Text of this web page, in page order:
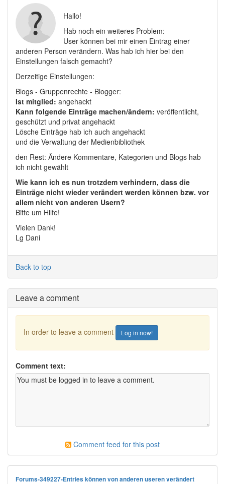
Hallo!
Hab noch ein weiteres Problem:
User können bei mir einen Eintrag einer
anderen Person verändern. Was hab ich hier bei den
Einstellungen falsch gemacht?
Derzeitige Einstellungen:
Blogs - Gruppenrechte - Blogger:
Ist mitglied: angehackt
Kann folgende Einträge machen/ändern: veröffentlicht,
geschützt und privat angehackt
Lösche Einträge hab ich auch angehackt
und die Verwaltung der Medienbibliothek
den Rest: Ändere Kommentare, Kategorien und Blogs hab
ich nicht gewählt
Wie kann ich es nun trotzdem verhindern, dass die
Einträge nicht wieder verändert werden können bzw. vor
allem nicht von anderen Usern?
Bitte um Hilfe!
Vielen Dank!
Lg Dani
Back to top
Leave a comment
In order to leave a comment Log in now!
Comment text:
Comment feed for this post
Forums-349227-Entries können von anderen useren verändert